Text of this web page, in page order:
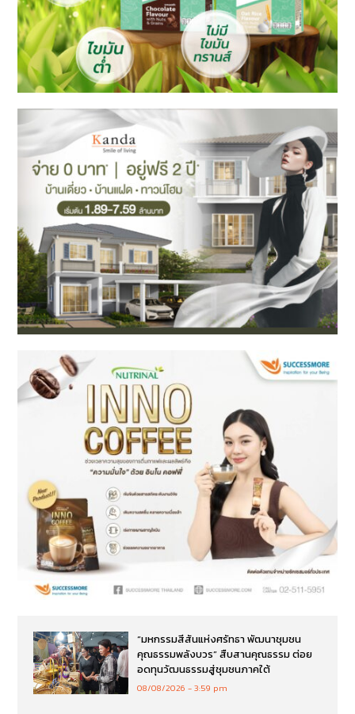
“มหกรรมสีสันแห่งศรัทธา พัฒนาชุมชน
คุณธรรมพลังบวร” สืบสานคุณธรรม ต่อย
อดทุนวัฒนธรรมสู่ชุมชนภาคใต้
08/08/2026 3:59 pm